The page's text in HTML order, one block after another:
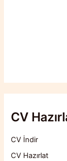
CV
CV İndir
CV Hazırlat